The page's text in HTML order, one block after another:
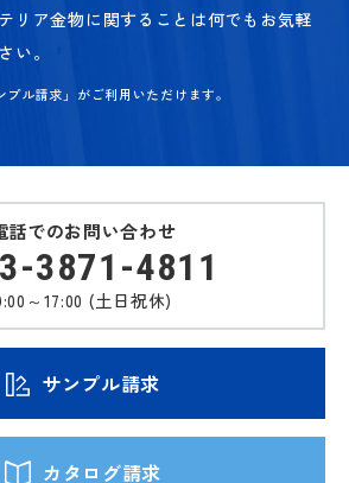
リア金物に関することは何でもお気軽
い。
ル請求」がご利用いただけます。
話でのお問い合わせ
3871-4811
～17:00 (土日祝休)
サンプル請求
カタログ請求